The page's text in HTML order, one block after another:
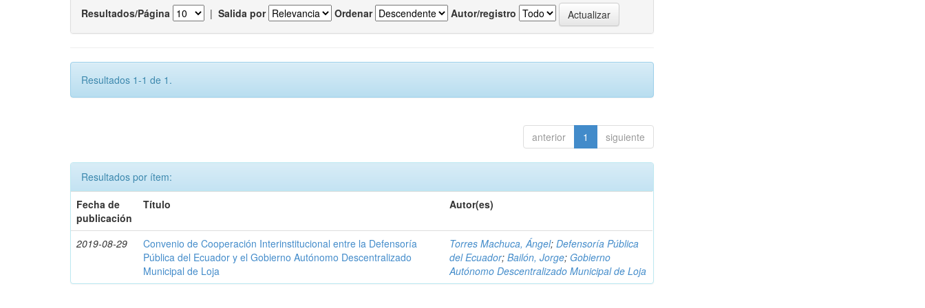
Resultados/Página | Salida por Ordenar Autor/registro
Resultados 1-1 de 1.
anterior 1 siguiente
Resultados por ítem:
Fecha de
publicación
Título Autor(es)
2019-08-29
Convenio de Cooperación Interinstitucional entre la Defensoría
Pública del Ecuador y el Gobierno Autónomo Descentralizado
Municipal de Loja
Torres Machuca, Ángel;Defensoría Pública
del Ecuador;Bailón, Jorge; Gobierno
Autónomo Descentralizado Municipal de Loja